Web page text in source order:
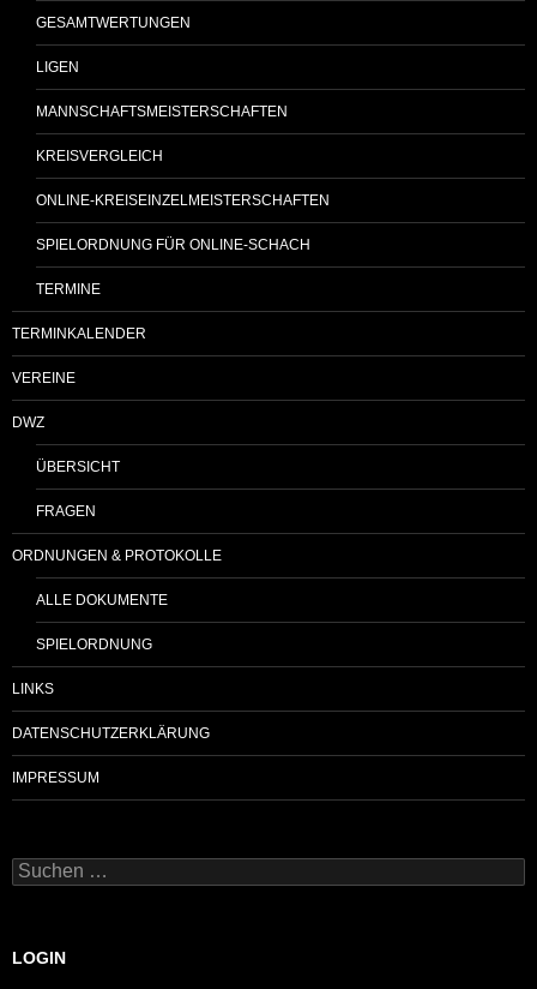
GESAMTWERTUNGEN
LIGEN
MANNSCHAFTSMEISTERSCHAFTEN
KREISVERGLEICH
ONLINE-KREISEINZELMEISTERSCHAFTEN
SPIELORDNUNG FÜR ONLINE-SCHACH
TERMINE
TERMINKALENDER
VEREINE
DWZ
ÜBERSICHT
FRAGEN
ORDNUNGEN & PROTOKOLLE
ALLE DOKUMENTE
SPIELORDNUNG
LINKS
DATENSCHUTZERKLÄRUNG
IMPRESSUM
Suchen
nach:
LOGIN